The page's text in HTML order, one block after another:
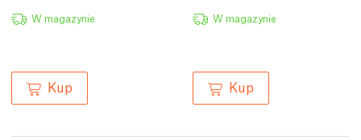
W magazynie
Kup
W magazynie
Kup